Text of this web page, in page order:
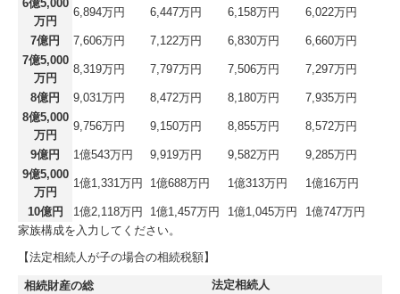
6億5,000
万円
6,894万円 6,447万円 6,158万円 6,022万円
7億円 7,606万円 7,122万円 6,830万円
6,660万円
7億5,000
万円
8,319万円 7,797万円 7,506万円 7,297万円
8億円 9,031万円 8,472万円 8,180万円
7,935万円
8億5,000
万円
9,756万円 9,150万円 8,855万円 8,572万円
9億円 1億543万円 9,919万円 9,582万円
9,285万円
9億5,000
万円
1億1,331万円 1億688万円 1億313万円 1億16万円
10億円 1億2,118万円 1億1,457万円 1億1,045万円
1億747万円
家族構成を入力してください。
【法定相続人が子の場合の相続税額】
相続財産の総
法定相続人